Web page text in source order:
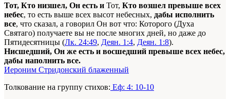
Тот, Кто низшел, Он есть и Тот, Кто возшел превыше всех
небес, то есть выше всех высот небесных, дабы исполнить
все, что сказал, а говорил Он вот что: Которого (Духа
Святаго) получаете вы не после многих дней, но даже до
Пятидесятницы (Лк. 24:49, Деян. 1:4, Деян. 1:8).
Нисшедший, Он же есть и восшедший превыше всех небес,
дабы наполнить все.
Иероним Стридонский блаженный
Толкование на группу стихов: Еф: 4: 10-10